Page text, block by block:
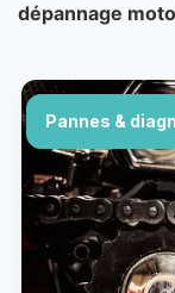
dépannage moto
Pannes &